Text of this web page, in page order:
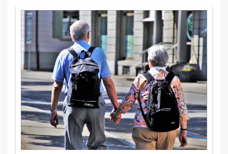
อ่านเพิ่มเติม